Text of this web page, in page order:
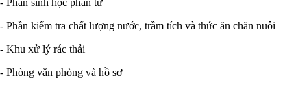
- Phần sinh học phân tử
- Phần kiểm tra chất lượng nước, trầm tích và thức ăn chăn nuôi
- Khu xử lý rác thải
- Phòng văn phòng và hồ sơ